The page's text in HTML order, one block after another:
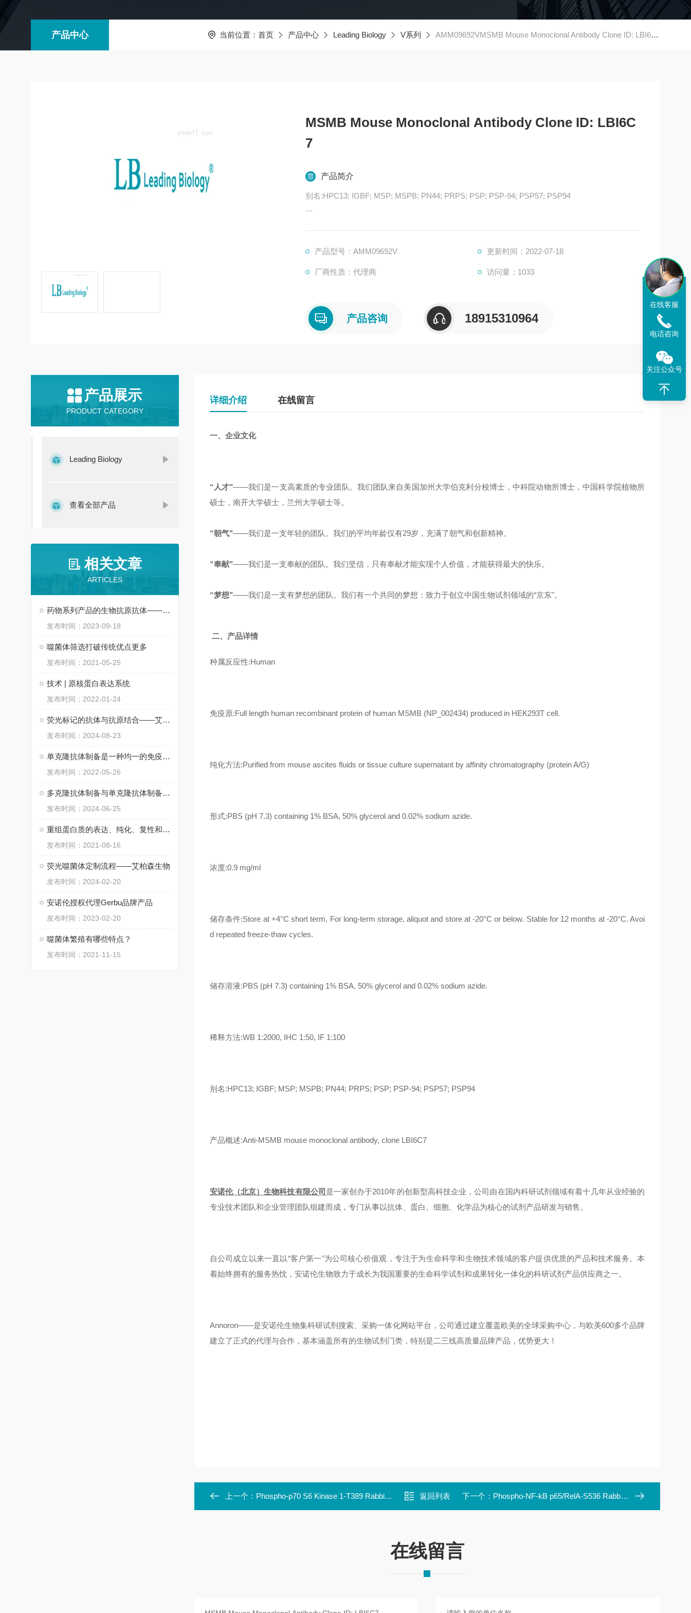
产品中心 当前位置： 首页 产品中心 Leading Biology V系列 AMM09692VMSMB Mouse Monoclonal Antibody Clone ID: LBI6C7
MSMB Mouse Monoclonal Antibody Clone ID: LBI6C
7
产品简介
别名:HPC13; IGBF; MSP; MSPB; PN44; PRPS; PSP; PSP-94; PSP57; PSP94
产品型号：AMM09692V 更新时间：2022-07-18
厂商性质：代理商 访问量：1033
产品咨询 18915310964
产品展示
PRODUCT CATEGORY
Leading Biology
查看全部产品
相关文章
ARTICLES
药物系列产品的生物抗原抗体——博迈伦
发布时间：2023-09-18
噬菌体筛选打破传统优点更多
发布时间：2021-05-25
技术 | 原核蛋白表达系统
发布时间：2022-01-24
荧光标记的抗体与抗原结合——艾柏森
发布时间：2024-08-23
单克隆抗体制备是一种均一的免疫球蛋白分子
发布时间：2022-05-26
多克隆抗体制备与单克隆抗体制备在结构上的不同之处
发布时间：2024-06-25
重组蛋白质的表达、纯化、复性和定量
发布时间：2021-08-16
荧光噬菌体定制流程——艾柏森生物
发布时间：2024-02-20
安诺伦授权代理Gerbu品牌产品
发布时间：2023-02-20
噬菌体繁殖有哪些特点？
发布时间：2021-11-15
详细介绍 在线留言
一、企业文化
“人才"——我们是一支高素质的专业团队。我们团队来自美国加州大学伯克利分校博士，中科院动物所博士，中国科学院植物所
硕士，南开大学硕士，兰州大学硕士等。
“朝气"——我们是一支年轻的团队。我们的平均年龄仅有29岁，充满了朝气和创新精神。
“奉献"——我们是一支奉献的团队。我们坚信，只有奉献才能实现个人价值，才能获得最大的快乐。
“梦想"——我们是一支有梦想的团队。我们有一个共同的梦想：致力于创立中国生物试剂领域的“京东"。
二、产品详情
种属反应性:Human
免疫原:Full length human recombinant protein of human MSMB (NP_002434) produced in HEK293T cell.
纯化方法:Purified from mouse ascites fluids or tissue culture supernatant by affinity chromatography (protein A/G)
形式:PBS (pH 7.3) containing 1% BSA, 50% glycerol and 0.02% sodium azide.
浓度:0.9 mg/ml
储存条件:Store at +4°C short term. For long-term storage, aliquot and store at -20°C or below. Stable for 12 months at -20°C. Avoi
d repeated freeze-thaw cycles.
储存溶液:PBS (pH 7.3) containing 1% BSA, 50% glycerol and 0.02% sodium azide.
稀释方法:WB 1:2000, IHC 1:50, IF 1:100
别名:HPC13; IGBF; MSP; MSPB; PN44; PRPS; PSP; PSP-94; PSP57; PSP94
产品概述:Anti-MSMB mouse monoclonal antibody, clone LBI6C7
安诺伦（北京）生物科技有限公司 是一家创办于2010年的创新型高科技企业，公司由在国内科研试剂领域有着十几年从业经验的
专业技术团队和企业管理团队组建而成，专门从事以抗体、蛋白、细胞、化学品为核心的试剂产品研发与销售。
自公司成立以来一直以“客户第一"为公司核心价值观，专注于为生命科学和生物技术领域的客户提供优质的产品和技术服务。本
着始终拥有的服务热忱，安诺伦生物致力于成长为我国重要的生命科学试剂和成果转化一体化的科研试剂产品供应商之一。
Annoron——是安诺伦生物集科研试剂搜索、采购一体化网站平台，公司通过建立覆盖欧美的全球采购中心，与欧美600多个品牌
建立了正式的代理与合作，基本涵盖所有的生物试剂门类，特别是二三线高质量品牌产品，优势更大！
上一个： Phospho-p70 S6 Kinase 1-T389 Rabbit pAb 返回列表 下一个： Phospho-NF-kB p65/RelA-S536 Rabbit pAb (AMR00928N)
在线留言
在线客服
电话咨询
关注公众号